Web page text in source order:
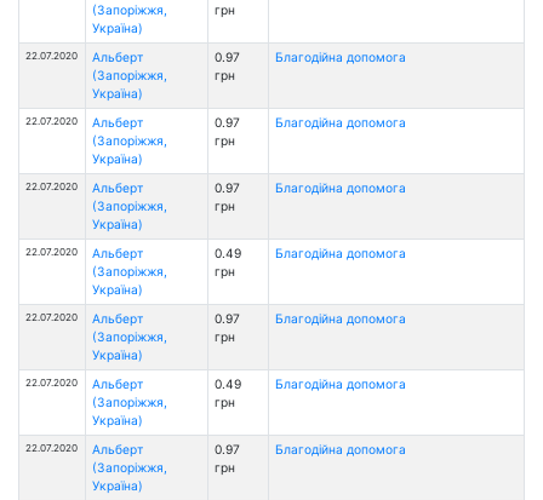
(Запоріжжя,
Україна)
грн
22.07.2020
Альберт
(Запоріжжя,
Україна)
0.97
грн
Благодійна допомога
22.07.2020
Альберт
(Запоріжжя,
Україна)
0.97
грн
Благодійна допомога
22.07.2020
Альберт
(Запоріжжя,
Україна)
0.97
грн
Благодійна допомога
22.07.2020
Альберт
(Запоріжжя,
Україна)
0.49
грн
Благодійна допомога
22.07.2020
Альберт
(Запоріжжя,
Україна)
0.97
грн
Благодійна допомога
22.07.2020
Альберт
(Запоріжжя,
Україна)
0.49
грн
Благодійна допомога
22.07.2020
Альберт
(Запоріжжя,
Україна)
0.97
грн
Благодійна допомога